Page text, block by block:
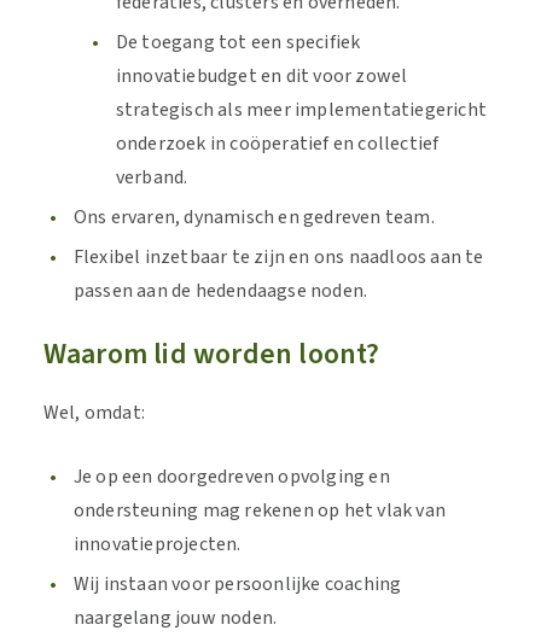
De toegang tot een specifiek
innovatiebudget en dit voor zowel
strategisch als meer implementatiegericht
onderzoek in coöperatief en collectief
verband.
Ons ervaren, dynamisch en gedreven team.
Flexibel inzetbaar te zijn en ons naadloos aan te
passen aan de hedendaagse noden.
Waarom lid worden loont?
Wel, omdat:
Je op een doorgedreven opvolging en
ondersteuning mag rekenen op het vlak van
innovatieprojecten.
Wij instaan voor persoonlijke coaching
naargelang jouw noden.